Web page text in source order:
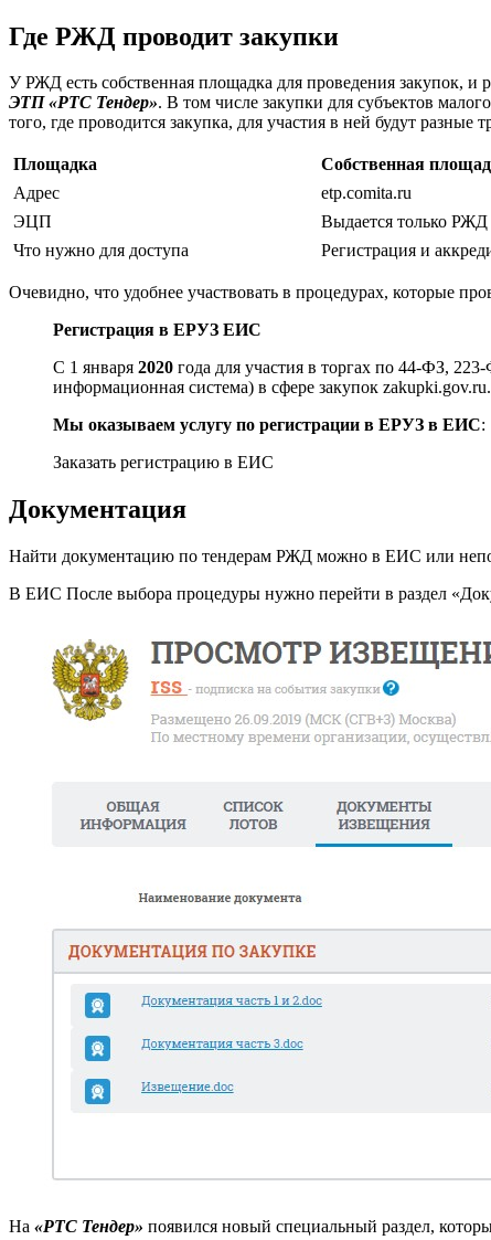
Где РЖД проводит закупки
У РЖД есть собственная площадка для проведения закупок, и
ЭТП «РТС Тендер». В том числе закупки для субъектов
того, где проводится закупка, для участия в ней будут разные
Площадка Собственная
Адрес
etp.comita.ru
ЭЦП
Выдается только РЖД
Что нужно для доступа
Регистрация и
Очевидно, что удобнее участвовать в процедурах, которые
Регистрация в ЕРУЗ ЕИС
С 1 января 2020 года для участия в торгах по 44-ФЗ,
информационная система) в сфере закупок zakupki.gov.ru.
Мы оказываем услугу по регистрации в ЕРУЗ в ЕИС:
Заказать регистрацию в ЕИС
Документация
Найти документацию по тендерам РЖД можно в ЕИС или
В ЕИС После выбора процедуры нужно перейти в раздел
На «РТС Тендер» появился новый специальный раздел,